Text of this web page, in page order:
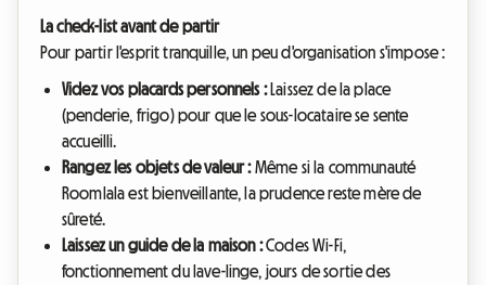
La check-list avant de partir
Pour partir l'esprit tranquille, un peu d'organisation s'impose :
Videz vos placards personnels :Laissez de la place
(penderie, frigo) pour que le sous-locataire se sente
accueilli.
Rangez les objets de valeur :Même si la communauté
Roomlala est bienveillante, la prudence reste mère de
sûreté.
Laissez un guide de la maison :Codes Wi-Fi,
fonctionnement du lave-linge, jours de sortie des